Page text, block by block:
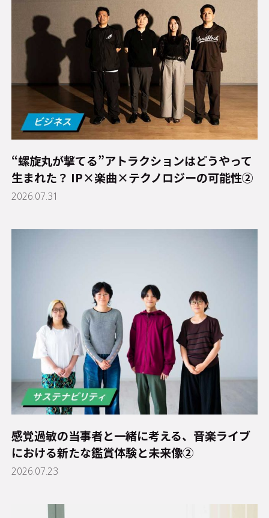
“螺旋丸が撃てる”アトラクションはどうやって
生まれた？ IP×楽曲×テクノロジーの可能性②
2026.07.31
感覚過敏の当事者と一緒に考える、音楽ライブ
における新たな鑑賞体験と未来像②
2026.07.23